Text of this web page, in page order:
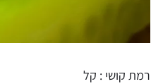
רמת קושי : קל